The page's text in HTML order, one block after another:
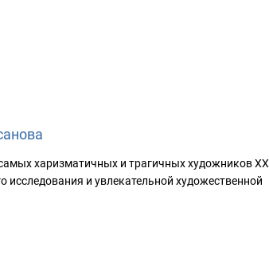
харизматичных и трагичных художников XX
исследования и увлекательной художественной